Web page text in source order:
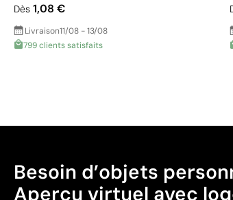
Dès 1,08 €
Livraison11/08 - 13/08
799 clients satisfaits
Besoin d’objets
Aperçu virtuel avec